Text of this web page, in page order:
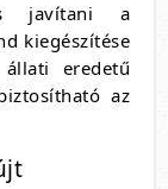
javítani a
kiegészítése
eredetű
az